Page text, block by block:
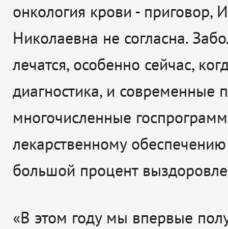
онкология крови - приговор,
Николаевна не согласна.
лечатся, особенно сейчас,
диагностика, и современные
многочисленные
лекарственному
большой процент
«В этом году мы впервые